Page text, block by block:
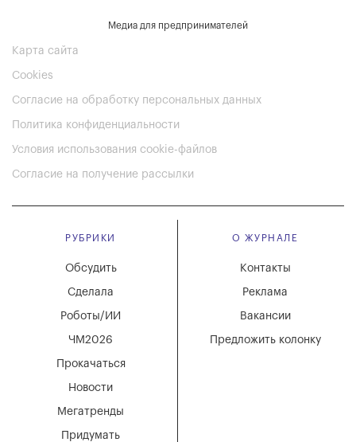
Медиа для предпринимателей
Карта сайта
Cookies
Согласие на обработку персональных данных
Политика конфиденциальности
Условия использования cookie-файлов
Согласие на получение рассылки
РУБРИКИ
Мегатренды
Придумать
Новости
Обсудить
Сделала
Роботы/ИИ
ЧМ2026
Прокачаться
О ЖУРНАЛЕ
Вакансии
Реклама
Контакты
Предложить колонку